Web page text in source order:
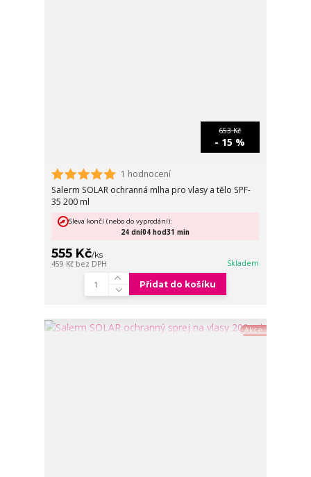
653 Kč
- 15 %
1 hodnocení
Salerm SOLAR ochranná mlha pro vlasy a tělo SPF-
35 200 ml
555 Kč/ks
459 Kč bez DPH Skladem
Sleva končí (nebo do vyprodání):
24 dní04 hod31 min
Přidat do košíku
Akce